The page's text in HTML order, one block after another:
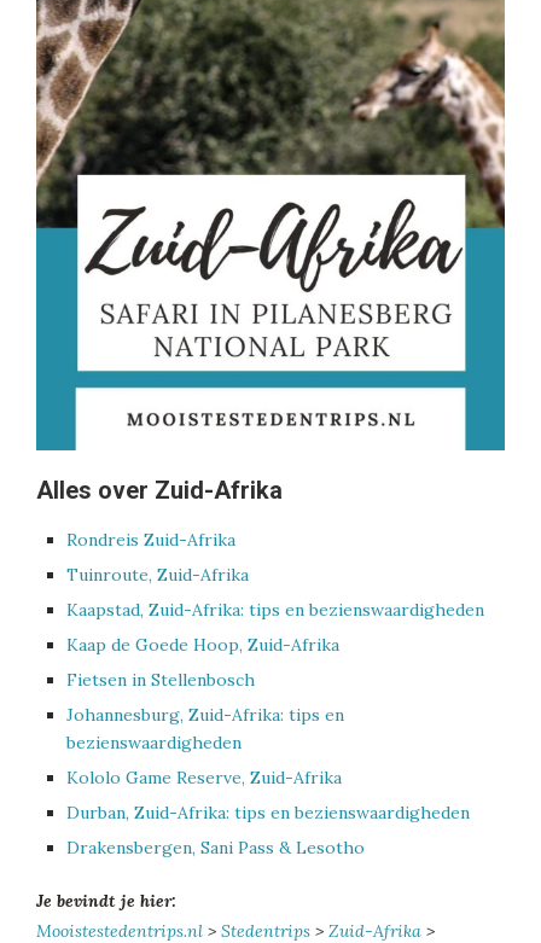
Alles over Zuid-Afrika
Rondreis Zuid-Afrika
Tuinroute, Zuid-Afrika
Kaapstad, Zuid-Afrika: tips en bezienswaardigheden
Kaap de Goede Hoop, Zuid-Afrika
Fietsen in Stellenbosch
Johannesburg, Zuid-Afrika: tips en
bezienswaardigheden
Kololo Game Reserve, Zuid-Afrika
Durban, Zuid-Afrika: tips en bezienswaardigheden
Drakensbergen, Sani Pass & Lesotho
Je bevindt je hier:
Mooistestedentrips.nl > Stedentrips > Zuid-Afrika >